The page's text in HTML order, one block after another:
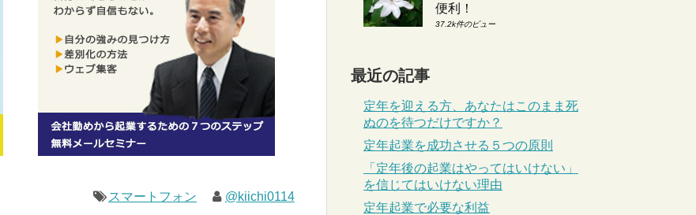
スマートフォン @kiichi0114
便利！
37.2k件のビュー
最近の記事
定年を迎える方、あなたはこのまま死
ぬのを待つだけですか？
定年起業を成功させる５つの原則
「定年後の起業はやってはいけない」
を信じてはいけない理由
定年起業で必要な利益